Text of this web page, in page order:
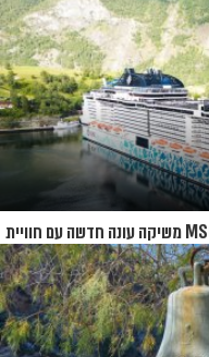
חופשת קיץ קרירה בלב הפיורדים: MSC Euribia משיקה עונה חדשה עם חוויית